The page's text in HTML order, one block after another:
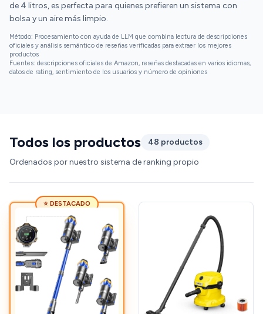
de 4 litros, es perfecta para quienes prefieren un sistema con
bolsa y un aire más limpio.
Método: Procesamiento con ayuda de LLM que combina lectura de descripciones
oficiales y análisis semántico de reseñas verificadas para extraer los mejores
productos
Fuentes: descripciones oficiales de Amazon, reseñas destacadas en varios idiomas,
datos de rating, sentimiento de los usuarios y número de opiniones
Todos los productos
48 productos
Ordenados por nuestro sistema de ranking propio
⭐ DESTACADO